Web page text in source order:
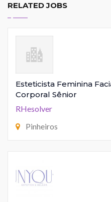
RELATED JOBS
Esteticista Feminina
Corporal Sênior
RHesolver
Pinheiros